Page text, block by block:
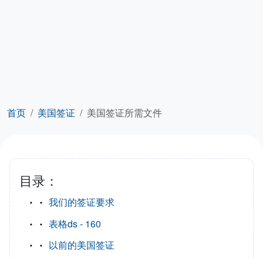
首页 美国签证 美国签证所需文件
目录：
我们的签证要求
表格ds - 160
以前的美国签证